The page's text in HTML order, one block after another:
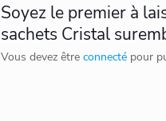
Soyez le premier à
sachets Cristal
Vous devez être connecté pour